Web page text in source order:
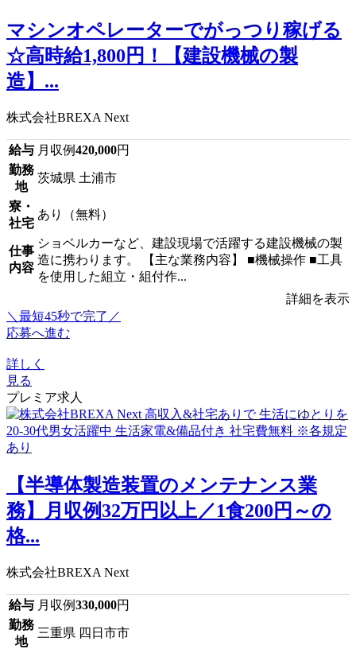
マシンオペレーターでがっつり稼げる
☆高時給1,800円！【建設機械の製
造】...
株式会社BREXA Next
給与 月収例420,000円
勤務
地
茨城県 土浦市
寮・
社宅
あり（無料）
仕事
内容
ショベルカーなど、建設現場で活躍する建設機械の製
造に携わります。 【主な業務内容】 ■機械操作 ■工具
を使用した組立・組付作...
詳細を表示
＼最短45秒で完了／
応募へ進む
詳しく
見る
プレミア求人
【半導体製造装置のメンテナンス業
務】月収例32万円以上／1食200円～の
格...
株式会社BREXA Next
給与 月収例330,000円
勤務
地
三重県 四日市市